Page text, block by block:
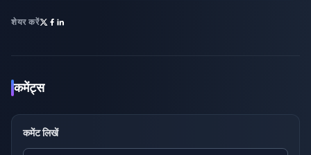
शेयर करें
कमेंट्स
कमेंट लिखें